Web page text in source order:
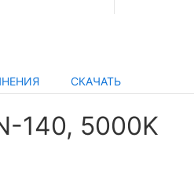
СКАЧАТЬ
140, 5000K